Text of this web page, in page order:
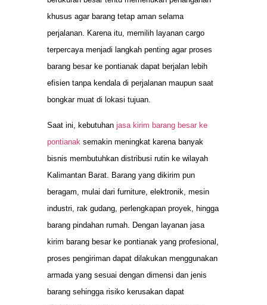
khusus agar barang tetap aman selama
perjalanan. Karena itu, memilih layanan cargo
terpercaya menjadi langkah penting agar proses
barang besar ke pontianak dapat berjalan lebih
efisien tanpa kendala di perjalanan maupun saat
bongkar muat di lokasi tujuan.
Saat ini, kebutuhan jasa kirim barang besar ke
pontianak semakin meningkat karena banyak
bisnis membutuhkan distribusi rutin ke wilayah
Kalimantan Barat. Barang yang dikirim pun
beragam, mulai dari furniture, elektronik, mesin
industri, rak gudang, perlengkapan proyek, hingga
barang pindahan rumah. Dengan layanan jasa
kirim barang besar ke pontianak yang profesional,
proses pengiriman dapat dilakukan menggunakan
armada yang sesuai dengan dimensi dan jenis
barang sehingga risiko kerusakan dapat